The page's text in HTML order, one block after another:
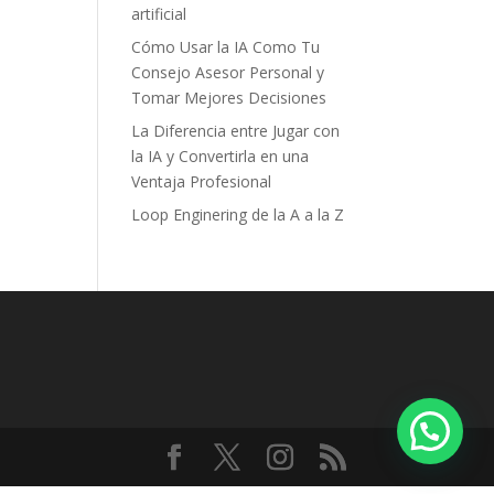
artificial
Cómo Usar la IA Como Tu
Consejo Asesor Personal y
Tomar Mejores Decisiones
La Diferencia entre Jugar con
la IA y Convertirla en una
Ventaja Profesional
Loop Enginering de la A a la Z